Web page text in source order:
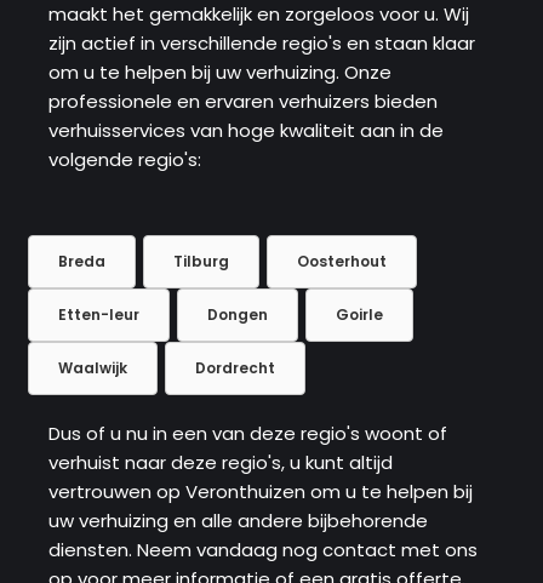
maakt het gemakkelijk en zorgeloos voor u. Wij
zijn actief in verschillende regio's en staan ​​klaar
om u te helpen bij uw verhuizing. Onze
professionele en ervaren verhuizers bieden
verhuisservices van hoge kwaliteit aan in de
volgende regio's:
Breda Tilburg Oosterhout
Etten-leur Dongen Goirle
Waalwijk Dordrecht
Dus of u nu in een van deze regio's woont of
verhuist naar deze regio's, u kunt altijd
vertrouwen op Veronthuizen om u te helpen bij
uw verhuizing en alle andere bijbehorende
diensten. Neem vandaag nog contact met ons